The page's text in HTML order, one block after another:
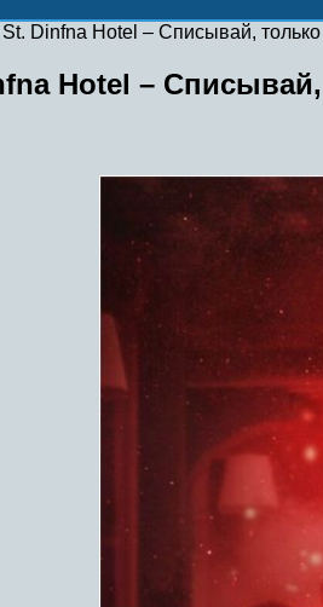
Dinfna Hotel – Списывай, только
Hotel – Списывай,